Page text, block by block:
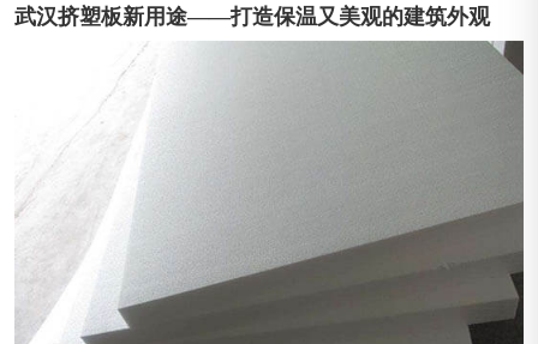
武汉挤塑板新用途——打造保温又美观的建筑外观